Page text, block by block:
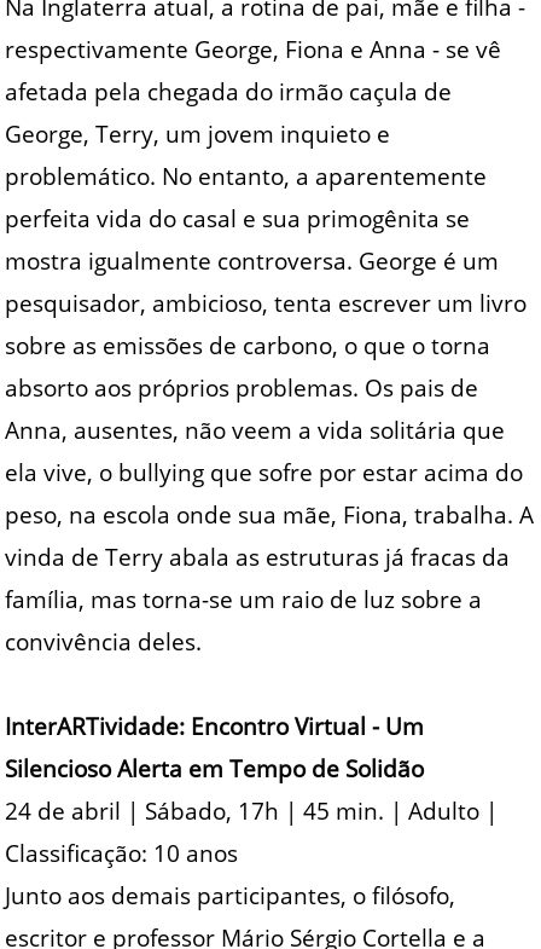
Na Inglaterra atual, a rotina de pai, mãe e filha -
respectivamente George, Fiona e Anna - se vê
afetada pela chegada do irmão caçula de
George, Terry, um jovem inquieto e
problemático. No entanto, a aparentemente
perfeita vida do casal e sua primogênita se
mostra igualmente controversa. George é um
pesquisador, ambicioso, tenta escrever um livro
sobre as emissões de carbono, o que o torna
absorto aos próprios problemas. Os pais de
Anna, ausentes, não veem a vida solitária que
ela vive, o bullying que sofre por estar acima do
peso, na escola onde sua mãe, Fiona, trabalha. A
vinda de Terry abala as estruturas já fracas da
família, mas torna-se um raio de luz sobre a
convivência deles.
InterARTividade: Encontro Virtual - Um
Silencioso Alerta em Tempo de Solidão
24 de abril | Sábado, 17h | 45 min. | Adulto |
Classificação: 10 anos
Junto aos demais participantes, o filósofo,
escritor e professor Mário Sérgio Cortella e a